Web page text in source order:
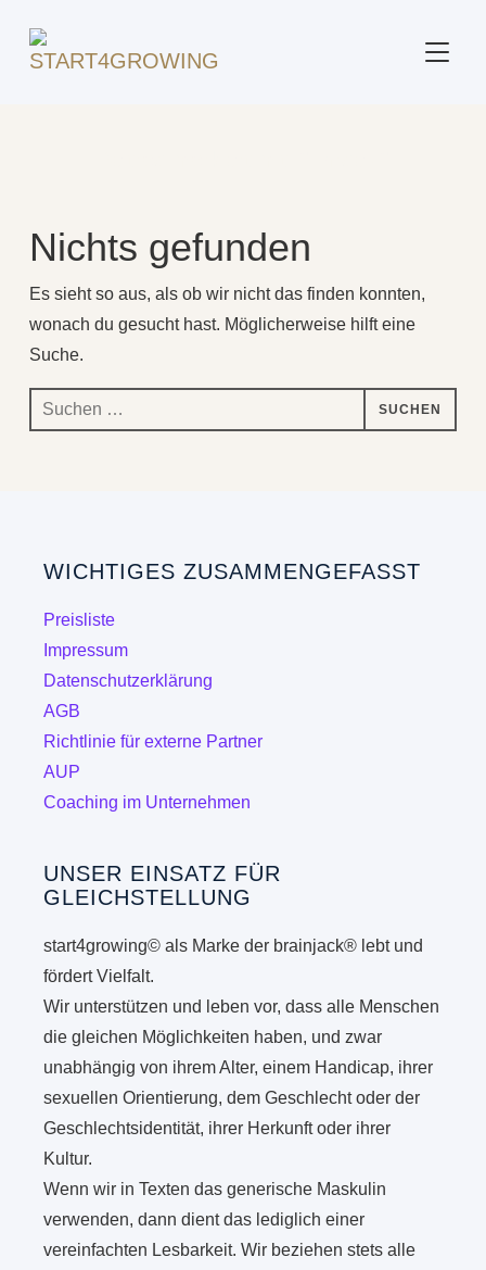
Nichts gefunden
Es sieht so aus, als ob wir nicht das finden konnten,
wonach du gesucht hast. Möglicherweise hilft eine
Suche.
Suchen
nach:
WICHTIGES ZUSAMMENGEFASST
Preisliste
Impressum
Datenschutzerklärung
AGB
Richtlinie für externe Partner
AUP
Coaching im Unternehmen
UNSER EINSATZ FÜR
GLEICHSTELLUNG
start4growing© als Marke der brainjack® lebt und
fördert Vielfalt.
Wir unterstützen und leben vor, dass alle Menschen
die gleichen Möglichkeiten haben, und zwar
unabhängig von ihrem Alter, einem Handicap, ihrer
sexuellen Orientierung, dem Geschlecht oder der
Geschlechtsidentität, ihrer Herkunft oder ihrer
Kultur.
Wenn wir in Texten das generische Maskulin
verwenden, dann dient das lediglich einer
vereinfachten Lesbarkeit. Wir beziehen stets alle